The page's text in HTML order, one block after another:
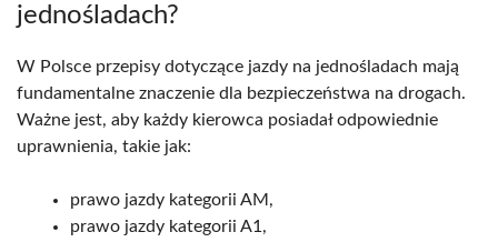
jednośladach?
W Polsce przepisy dotyczące jazdy na jednośladach mają
fundamentalne znaczenie dla bezpieczeństwa na drogach.
Ważne jest, aby każdy kierowca posiadał odpowiednie
uprawnienia, takie jak:
prawo jazdy kategorii AM,
prawo jazdy kategorii A1,